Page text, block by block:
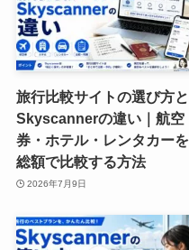
旅行比較サイトの選び方と
Skyscannerの違い｜航空
券・ホテル・レンタカーを
総額で比較する方法
2026年7月9日